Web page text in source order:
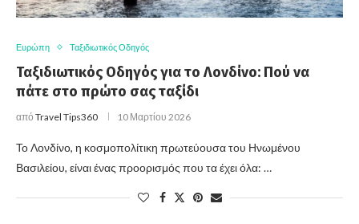
Ευρώπη Ταξιδιωτικός Οδηγός
Ταξιδιωτικός Οδηγός για το Λονδίνο: Πού να
πάτε στο πρώτο σας ταξίδι
από Travel Tips360 10 Μαρτίου 2026
Το Λονδίνο, η κοσμοπολίτικη πρωτεύουσα του Ηνωμένου
Βασιλείου, είναι ένας προορισμός που τα έχει όλα: …